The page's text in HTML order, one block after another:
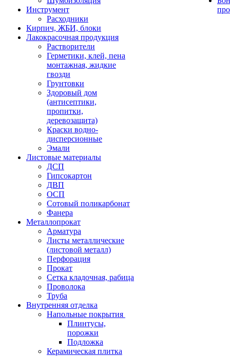
Инструмент
Расходники
Кирпич, ЖБИ, блоки
Лакокрасочная продукция
Растворители
Герметики, клей, пена
монтажная, жидкие
гвозди
Грунтовки
Здоровый дом
(антисептики,
пропитки,
деревозащита)
Краски водно-
дисперсионные
Эмали
Листовые материалы
ДСП
Гипсокартон
ДВП
ОСП
Сотовый поликарбонат
Фанера
Металлопрокат
Арматура
Листы металлические
(листовой металл)
Перфорация
Прокат
Сетка кладочная, рабица
Проволока
Труба
Внутренняя отделка
Напольные покрытия
Плинтусы,
порожки
Подложка
Керамическая плитка